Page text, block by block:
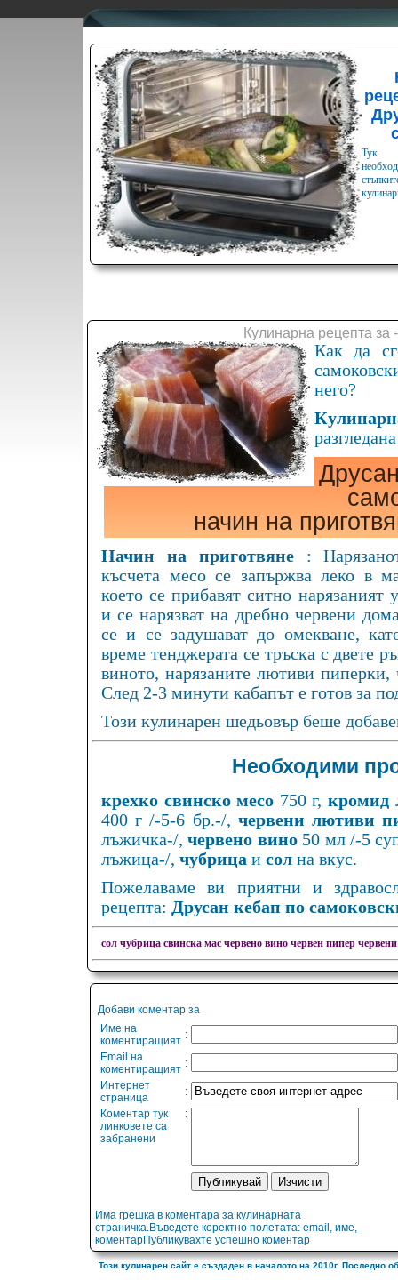
Тук
Кулинарна рецепта за
Как да
него?
начин на
Начин на приготвяне :
късчета месо се запържва леко в
което се прибавят ситно нарязаният
и се нарязват на дребно червени
се и се задушават до омекване,
време тенджерата се тръска с двете
виното, нарязаните лютиви
След 2-3 минути кабапът е готов за
Този кулинарен шедьовър беше
Необходими
крехко свинско месо 750 г, кромид
400 г /-5-6 бр.-/, червени лютиви
лъжичка-/,червено вино50 мл /-5
лъжица-/, чубрица и сол на вкус.
Пожелаваме ви приятни и
рецепта: Друсан кебап по
сол чубрица свинска мас червено вино червен пипер
Добави коментар за
Име на
коментиращият :
Email на
коментиращият :
Интернет
страница
:
Коментар тук
линковете са
забранени
:
Има грешка в коментара за кулинарната
страничка.Въведете коректно полетата: email, име,
коментарПубликувахте успешно коментар
Този кулинарен сайт е създаден в началото на 2010г. Последно